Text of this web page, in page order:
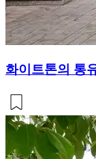
화이트톤의 통